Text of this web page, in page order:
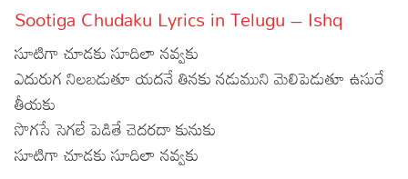
Articles
Facts
Devotional
Christianity
Hindi
Sootiga Chudaku Lyrics in Telugu – Ishq
సూటిగా చూడకు సూదిలా నవ్వకు
ఎదురుగ నిలబడుతూ యదనే తినకు నడుముని మెలిపెడుతూ ఉసురే
తీయకు
సొగసే సెగలే పెడితే చెదరదా కునుకు
సూటిగా చూడకు సూదిలా నవ్వకు